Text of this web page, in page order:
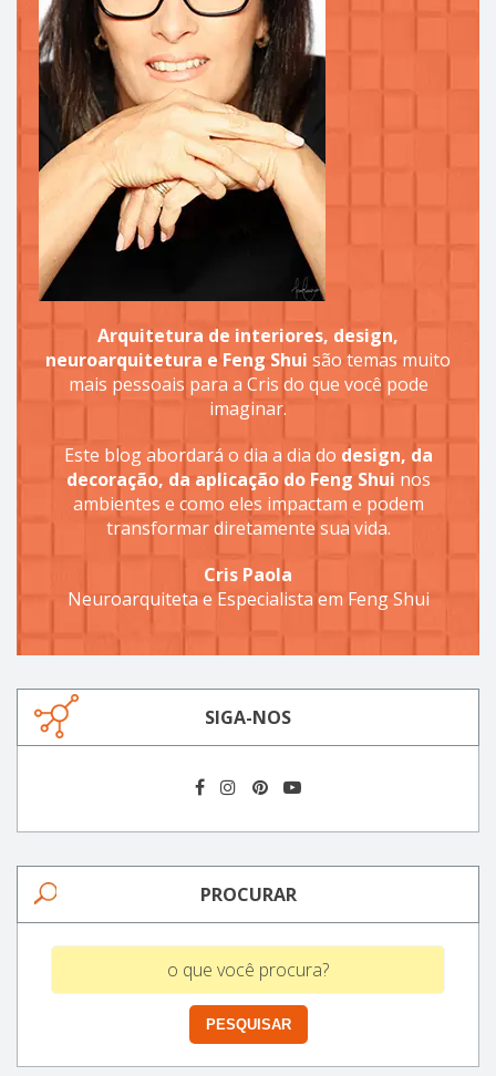
Arquitetura de interiores, design,
neuroarquitetura e Feng Shui são temas muito
mais pessoais para a Cris do que você pode
imaginar.
Este blog abordará o dia a dia do design, da
decoração, da aplicação do Feng Shui nos
ambientes e como eles impactam e podem
transformar diretamente sua vida.
Cris Paola
Neuroarquiteta e Especialista em Feng Shui
SIGA-NOS
PROCURAR